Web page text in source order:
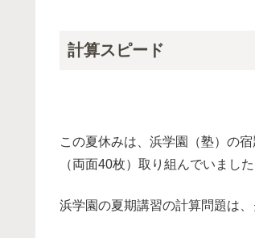
計算スピード
この夏休みは、浜学園（塾）の
（両面40枚）取り組んでいました
浜学園の夏期講習の計算問題は